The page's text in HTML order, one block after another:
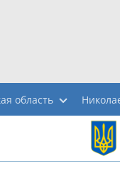
область